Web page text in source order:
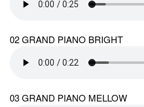
02 GRAND PIANO BRIGHT
03 GRAND PIANO MELLOW